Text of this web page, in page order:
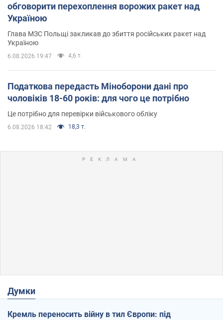
обговорити перехоплення ворожих ракет над
Україною
Глава МЗС Польщі закликав до збиття російських ракет над
Україною
6.08.2026 19:47 4,6 т.
Податкова передасть Міноборони дані про
чоловіків 18-60 років: для чого це потрібно
Це потрібно для перевірки військового обліку
6.08.2026 18:42 18,3 т.
Думки
Кремль переносить війну в тил Європи: під